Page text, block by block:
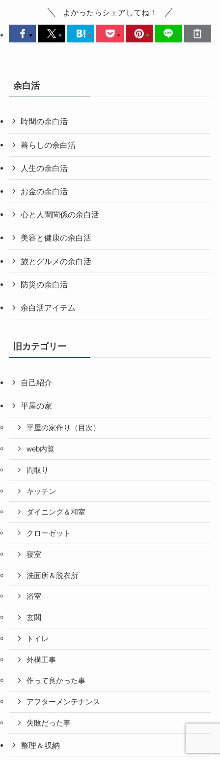
よかったらシェアしてね！
余白活
時間の余白活
暮らしの余白活
人生の余白活
お金の余白活
心と人間関係の余白活
美容と健康の余白活
旅とグルメの余白活
防災の余白活
余白活アイテム
旧カテゴリー
自己紹介
平屋の家
平屋の家作り（目次）
web内覧
間取り
キッチン
ダイニング＆和室
クローゼット
寝室
洗面所＆脱衣所
浴室
玄関
トイレ
外構工事
作って良かった事
アフターメンテナンス
失敗だった事
整理＆収納